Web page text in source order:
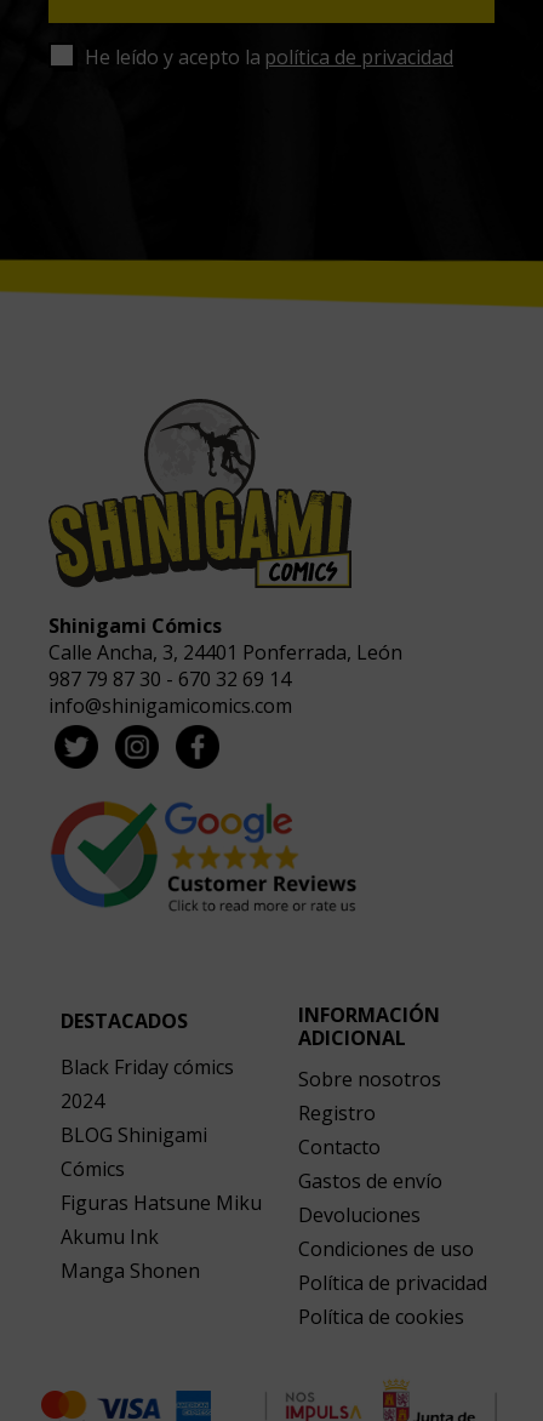
He leído y acepto la política de privacidad
Shinigami Cómics
Calle Ancha, 3, 24401 Ponferrada, León
987 79 87 30 - 670 32 69 14
info@shinigamicomics.com
DESTACADOS
Black Friday cómics
2024
BLOG Shinigami
Cómics
Figuras Hatsune Miku
Akumu Ink
Manga Shonen
INFORMACIÓN
ADICIONAL
Sobre nosotros
Registro
Contacto
Gastos de envío
Devoluciones
Condiciones de uso
Política de privacidad
Política de cookies